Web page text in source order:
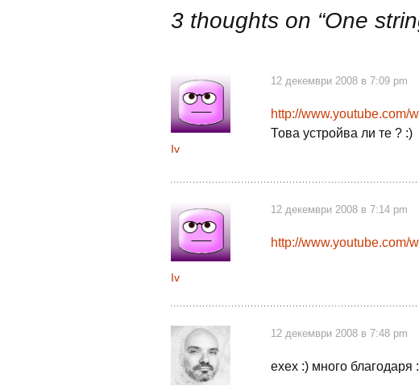
публикациите3 thoughts on “One
Iv
12 декември 2008 в 7:09 pm
http://www.youtube.com/
Това устройва ли те ? :)
Iv
12 декември 2008 в 7:14 pm
http://www.youtube.com/
12 декември 2008 в 7:48 pm
ехех :) много благодаря